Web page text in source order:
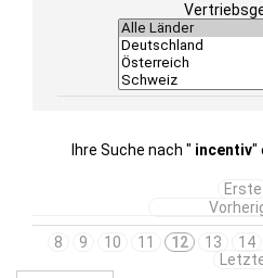
Ihre Suche nach " incentiv"
Erste
8
9 10 11 12 13 14